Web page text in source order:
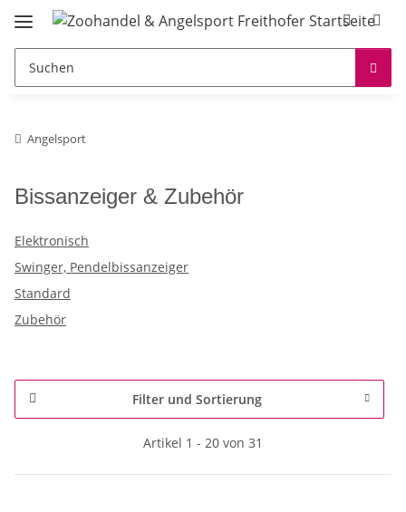
Angelsport
Bissanzeiger & Zubehör
Elektronisch
Swinger, Pendelbissanzeiger
Standard
Zubehör
Filter und Sortierung
Artikel 1 - 20 von 31